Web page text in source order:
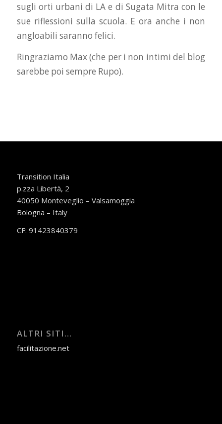
sugli orti urbani di LA e di Sugata Mitra con le
sue riflessioni sulla scuola. E ora anche i non
angloabili saranno felici.
Ringraziamo Max (che per i non intimi del blog
sarebbe poi sempre Rupo).
Transition Italia
p.zza Libertà, 2
40050 Monteveglio – Valsamoggia
Bologna – Italy
CF: 91423840379
ALTRI SITI…
facilitazione.net